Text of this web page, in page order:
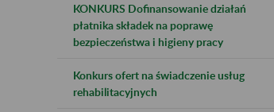
KONKURS Dofinansowanie działań
płatnika składek na poprawę
bezpieczeństwa i higieny pracy
Konkurs ofert na świadczenie usług
rehabilitacyjnych